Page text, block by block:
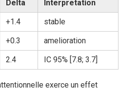
Delta Interpretation
+1.4 stable
+0.3 amelioration
2.4 IC 95% [7.8; 3.7]
exerce un effet